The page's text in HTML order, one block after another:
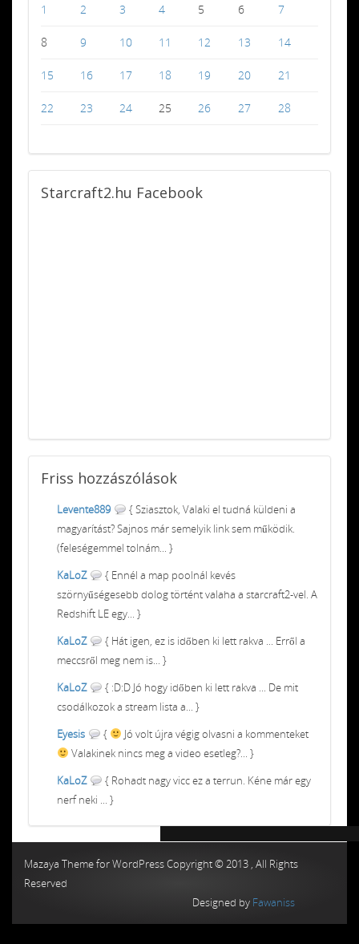
1 2 3 4 5 6 7
8 9 10 11 12 13 14
15 16 17 18 19 20 21
22 23 24 25 26 27 28
Starcraft2.hu Facebook
Friss hozzászólások
Levente889
{ Sziasztok, Valaki el tudná küldeni a
magyarítást? Sajnos már semelyik link sem működik.
(feleségemmel tolnám... }
KaLoZ
{ Ennél a map poolnál kevés
szörnyűségesebb dolog történt valaha a starcraft2-vel. A
Redshift LE egy... }
KaLoZ
{ Hát igen, ez is időben ki lett rakva ... Erről a
meccsről meg nem is... }
KaLoZ
{ :D:D Jó hogy időben ki lett rakva ... De mit
csodálkozok a stream lista a... }
Eyesis
{
Jó volt újra végig olvasni a kommenteket
Valakinek nincs meg a video esetleg?... }
KaLoZ
{ Rohadt nagy vicc ez a terrun. Kéne már egy
nerf neki ... }
Mazaya Theme for WordPress Copyright © 2013 , All Rights
Reserved
Designed by Fawaniss